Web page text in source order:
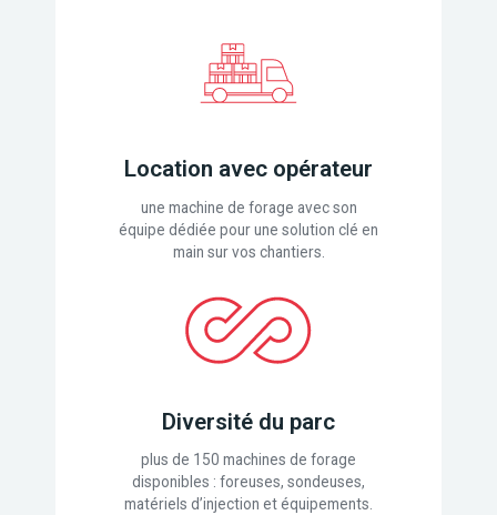
Location avec opérateur
une machine de forage avec son
équipe dédiée pour une solution clé en
main sur vos chantiers.
Diversité du parc
plus de 150 machines de forage
disponibles : foreuses, sondeuses,
matériels d’injection et équipements.